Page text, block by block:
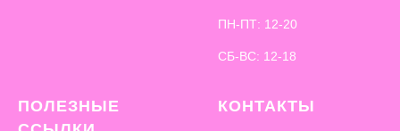
ПН-ПТ: 12-20
СБ-ВС: 12-18
ПОЛЕЗНЫЕ
КОНТАКТЫ